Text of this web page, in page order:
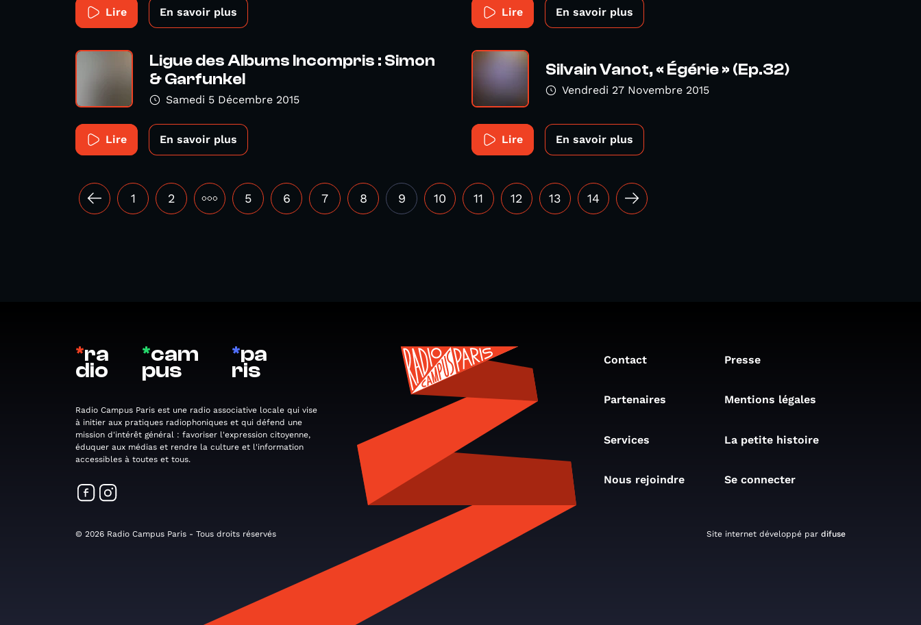
Lire En savoir plus Lire En savoir plus
Ligue des Albums Incompris : Simon
& Garfunkel
Samedi 5 Décembre 2015
Lire En savoir plus
Silvain Vanot, « Égérie » (Ep.32)
Vendredi 27 Novembre 2015
Lire En savoir plus
1 2 ••• 5 6 7 8 9 10 11 12 13 14
*ra
dio
*cam
pus
*pa
ris
Radio Campus Paris est une radio associative locale qui vise
à initier aux pratiques radiophoniques et qui défend une
mission d'intérêt général : favoriser l'expression citoyenne,
éduquer aux médias et rendre la culture et l'information
accessibles à toutes et tous.
Contact Presse
Partenaires Mentions légales
Services La petite histoire
Nous rejoindre Se connecter
© 2026 Radio Campus Paris - Tous droits réservés Site internet développé par difuse